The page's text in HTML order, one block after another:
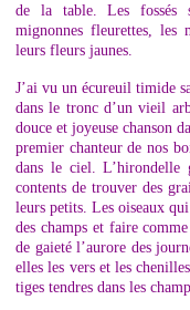
de la table. Les fossés
mignonnes fleurettes, les
leurs fleurs jaunes.
J’ai vu un écureuil timide
dans le tronc d’un vieil
douce et joyeuse chanson
premier chanteur de nos
dans le ciel.
contents de trouver des
leurs petits. Les oiseaux
des champs et faire
de gaieté l’aurore des
elles les vers et les
tiges tendres dans les